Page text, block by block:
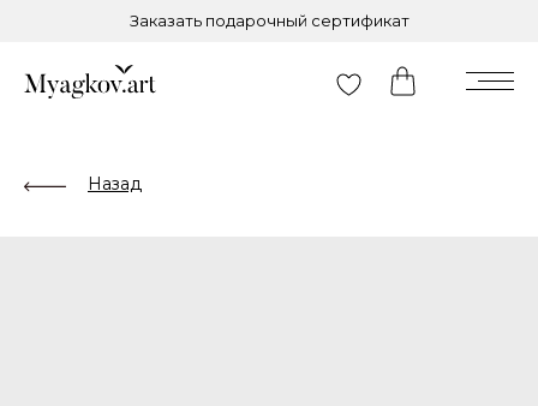
Заказать подарочный сертификат
Назад